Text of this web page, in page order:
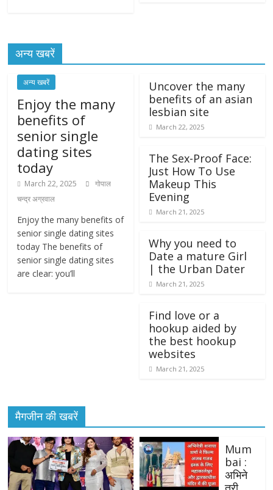
अन्य खबरें
अन्य खबरें
Enjoy the many
benefits of
senior single
dating sites
today
March 22, 2025
गोपाल
चन्द्र अग्रवाल
Enjoy the many benefits of
senior single dating sites
today The benefits of
senior single dating sites
are clear: you’ll
Uncover the many
benefits of an asian
lesbian site
March 22, 2025
The Sex-Proof Face:
Just How To Use
Makeup This
Evening
March 21, 2025
Why you need to
Date a mature Girl
| the Urban Dater
March 21, 2025
Find love or a
hookup aided by
the best hookup
websites
March 21, 2025
मैगजीन की खबरें
Mum
bai :
अभिने